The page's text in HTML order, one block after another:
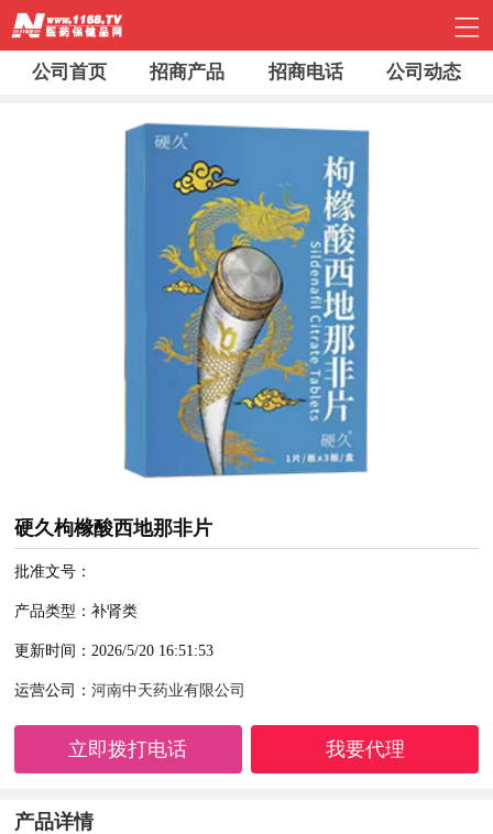
公司首页 招商产品 招商电话 公司动态
硬久枸橼酸西地那非片
批准文号：
产品类型：补肾类
更新时间：2026/5/20 16:51:53
运营公司：河南中天药业有限公司
立即拨打电话 我要代理
产品详情